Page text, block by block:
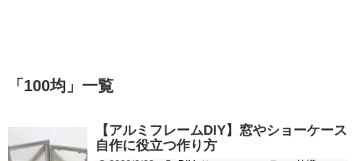
「 100均 」 一覧
【アルミフレームDIY】窓やショーケース
自作に役立つ作り方